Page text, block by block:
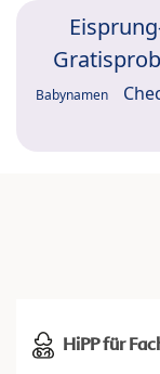
Babynamen
HiPP für